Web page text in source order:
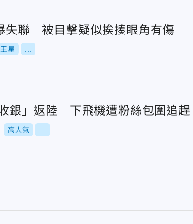
失聯 被目擊疑似挨揍眼角有傷
王星
銀」返陸 下飛機遭粉絲包圍追趕
高人氣